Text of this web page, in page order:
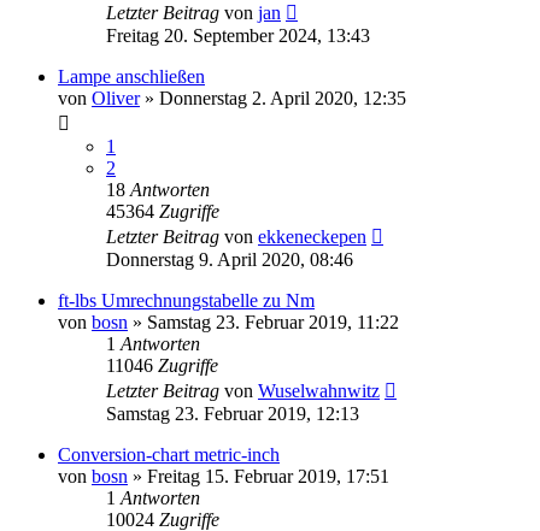
Letzter Beitrag von jan
Freitag 20. September 2024, 13:43
Lampe anschließen
von Oliver» Donnerstag 2. April 2020, 12:35
1
2
18 Antworten
45364 Zugriffe
Letzter Beitrag von ekkeneckepen
Donnerstag 9. April 2020, 08:46
ft-lbs Umrechnungstabelle zu Nm
von bosn » Samstag 23. Februar 2019, 11:22
1 Antworten
11046 Zugriffe
Letzter Beitrag von Wuselwahnwitz
Samstag 23. Februar 2019, 12:13
Conversion-chart metric-inch
von bosn » Freitag 15. Februar 2019, 17:51
1 Antworten
10024 Zugriffe